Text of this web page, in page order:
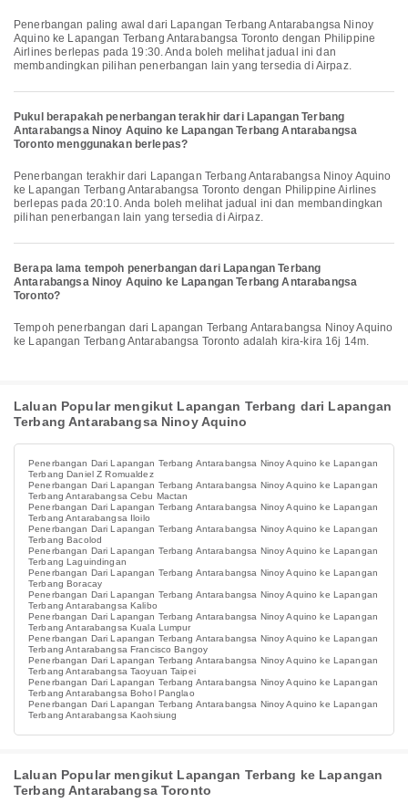
Penerbangan paling awal dari Lapangan Terbang Antarabangsa Ninoy
Aquino ke Lapangan Terbang Antarabangsa Toronto dengan Philippine
Airlines berlepas pada 19:30. Anda boleh melihat jadual ini dan
membandingkan pilihan penerbangan lain yang tersedia di Airpaz.
Pukul berapakah penerbangan terakhir dari Lapangan Terbang
Antarabangsa Ninoy Aquino ke Lapangan Terbang Antarabangsa
Toronto menggunakan berlepas?
Penerbangan terakhir dari Lapangan Terbang Antarabangsa Ninoy Aquino
ke Lapangan Terbang Antarabangsa Toronto dengan Philippine Airlines
berlepas pada 20:10. Anda boleh melihat jadual ini dan membandingkan
pilihan penerbangan lain yang tersedia di Airpaz.
Berapa lama tempoh penerbangan dari Lapangan Terbang
Antarabangsa Ninoy Aquino ke Lapangan Terbang Antarabangsa
Toronto?
Tempoh penerbangan dari Lapangan Terbang Antarabangsa Ninoy Aquino
ke Lapangan Terbang Antarabangsa Toronto adalah kira-kira 16j 14m.
Laluan Popular mengikut Lapangan Terbang dari Lapangan
Terbang Antarabangsa Ninoy Aquino
Penerbangan Dari Lapangan Terbang Antarabangsa Ninoy Aquino ke Lapangan
Terbang Daniel Z Romualdez
Penerbangan Dari Lapangan Terbang Antarabangsa Ninoy Aquino ke Lapangan
Terbang Antarabangsa Cebu Mactan
Penerbangan Dari Lapangan Terbang Antarabangsa Ninoy Aquino ke Lapangan
Terbang Antarabangsa Iloilo
Penerbangan Dari Lapangan Terbang Antarabangsa Ninoy Aquino ke Lapangan
Terbang Bacolod
Penerbangan Dari Lapangan Terbang Antarabangsa Ninoy Aquino ke Lapangan
Terbang Laguindingan
Penerbangan Dari Lapangan Terbang Antarabangsa Ninoy Aquino ke Lapangan
Terbang Boracay
Penerbangan Dari Lapangan Terbang Antarabangsa Ninoy Aquino ke Lapangan
Terbang Antarabangsa Kalibo
Penerbangan Dari Lapangan Terbang Antarabangsa Ninoy Aquino ke Lapangan
Terbang Antarabangsa Kuala Lumpur
Penerbangan Dari Lapangan Terbang Antarabangsa Ninoy Aquino ke Lapangan
Terbang Antarabangsa Francisco Bangoy
Penerbangan Dari Lapangan Terbang Antarabangsa Ninoy Aquino ke Lapangan
Terbang Antarabangsa Taoyuan Taipei
Penerbangan Dari Lapangan Terbang Antarabangsa Ninoy Aquino ke Lapangan
Terbang Antarabangsa Bohol Panglao
Penerbangan Dari Lapangan Terbang Antarabangsa Ninoy Aquino ke Lapangan
Terbang Antarabangsa Kaohsiung
Laluan Popular mengikut Lapangan Terbang ke Lapangan
Terbang Antarabangsa Toronto